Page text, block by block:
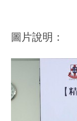
圖片說明：